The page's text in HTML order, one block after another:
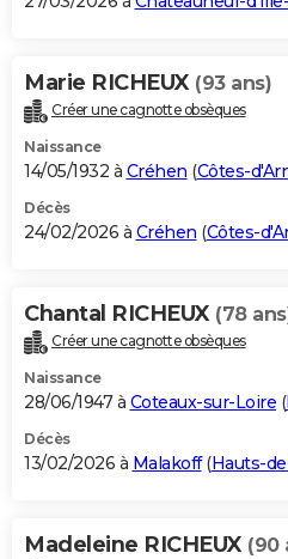
Carte de Noël
Carte Bonne année
Carte Saint-Valentin
Carte Pâques
Carte d'anniversaire
DICTIONNAIRE
Dictionnaire
Biographies
Citations
Expressions
Proverbes
PROGRAMME TV
S'inscrire
Se connecter
Lycées
Collèges
Primaires
Universités
Entreprises
Service militaire
Avis de recherche
AVIS DE DÉCÈS
Bricolage
Lifestyle
Culture
Sport
Auto
Television
Voyage
Cinema
Marie RICHEUX (93 ans)
Créer une cagnotte obsèques
Naissance
14/05/1932 à Créhen (Côtes-
Décès
24/02/2026 à Créhen (Côtes-
Chantal RICHEUX (78
Créer une cagnotte obsèques
Naissance
28/06/1947 à Coteaux-sur-Loire (
Décès
13/02/2026 à Malakoff(Hauts-
Madeleine RICHEUX (90